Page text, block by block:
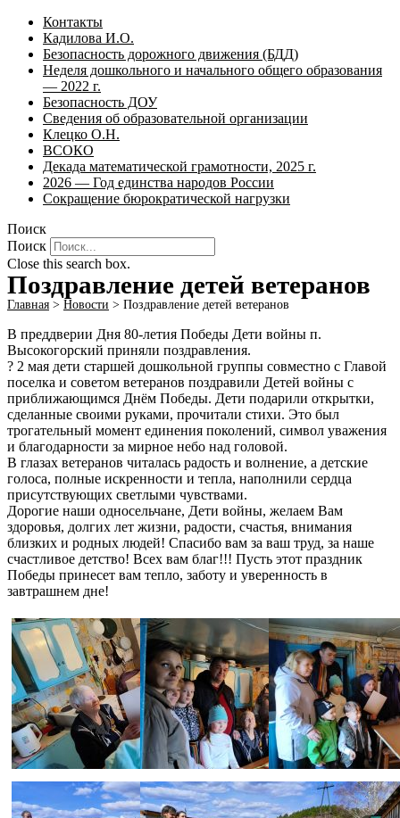
Контакты
Кадилова И.О.
Безопасность дорожного движения (БДД)
Неделя дошкольного и начального общего образования
— 2022 г.
Безопасность ДОУ
Сведения об образовательной организации
Клецко О.Н.
ВСОКО
Декада математической грамотности, 2025 г.
2026 — Год единства народов России
Сокращение бюрократической нагрузки
Поиск
Поиск
Close this search box.
Поздравление детей ветеранов
Главная > Новости > Поздравление детей ветеранов
В преддверии Дня 80-летия Победы Дети войны п.
Высокогорский приняли поздравления.
? 2 мая дети старшей дошкольной группы совместно с Главой
поселка и советом ветеранов поздравили Детей войны с
приближающимся Днём Победы. Дети подарили открытки,
сделанные своими руками, прочитали стихи. Это был
трогательный момент единения поколений, символ уважения
и благодарности за мирное небо над головой.
В глазах ветеранов читалась радость и волнение, а детские
голоса, полные искренности и тепла, наполнили сердца
присутствующих светлыми чувствами.
Дорогие наши односельчане, Дети войны, желаем Вам
здоровья, долгих лет жизни, радости, счастья, внимания
близких и родных людей! Спасибо вам за ваш труд, за наше
счастливое детство! Всех вам благ!!! Пусть этот праздник
Победы принесет вам тепло, заботу и уверенность в
завтрашнем дне!